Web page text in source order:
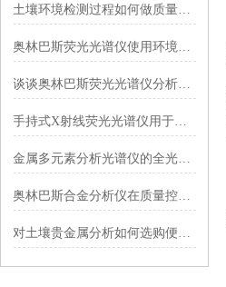
土壤环境检测过程如何做质量控制？
奥林巴斯荧光光谱仪使用环境要满足那些要求？
谈谈奥林巴斯荧光光谱仪分析准确的原因有哪些
手持式X射线荧光光谱仪用于消费品有害物质筛选
金属多元素分析光谱仪的全光谱解析技术详解
奥林巴斯合金分析仪在质量控制中的重要作用
对土壤贵金属分析如何选购便携的手持式光谱仪